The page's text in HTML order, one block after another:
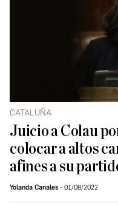
CATALUÑA
Juicio a Colau
colocar a altos
afines a su
Yolanda Canales 01/08/2022